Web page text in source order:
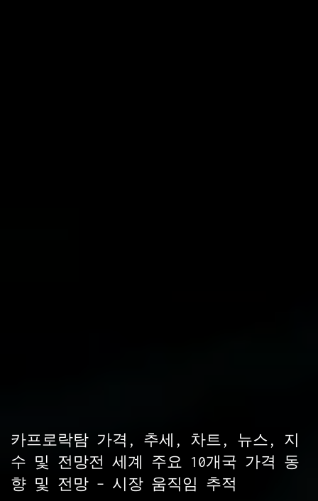
카프로락탐 가격, 추세, 차트, 뉴스, 지
수 및 전망전 세계 주요 10개국 가격 동
향 및 전망 – 시장 움직임 추적